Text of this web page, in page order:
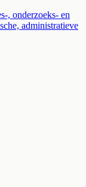
, onderzoeks- en
administratieve